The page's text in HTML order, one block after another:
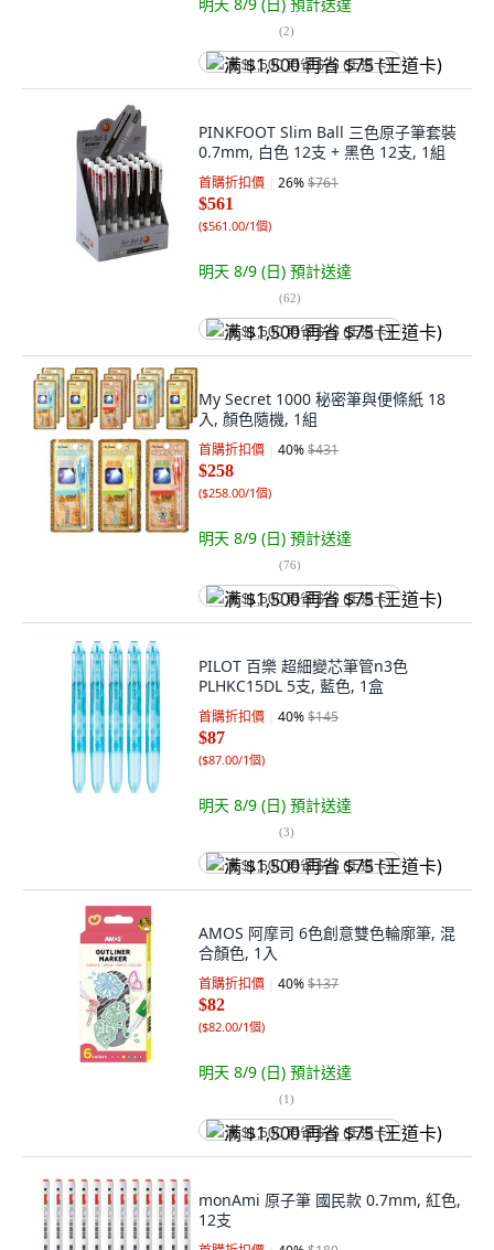
(2)
满 $1,500 再省 $75 (王道卡)
PINKFOOT Slim Ball 三色原子筆套裝
0.7mm, 白色 12支 + 黑色 12支, 1組
首購折扣價 26%$761
$561
($561.00/1個)
明天 8/9 (日) 預計送達
(62)
满 $1,500 再省 $75 (王道卡)
My Secret 1000 秘密筆與便條紙 18
入, 顏色隨機, 1組
首購折扣價 40%$431
$258
($258.00/1個)
明天 8/9 (日) 預計送達
(76)
满 $1,500 再省 $75 (王道卡)
PILOT 百樂 超細變芯筆管n3色
PLHKC15DL 5支, 藍色, 1盒
首購折扣價 40%$145
$87
($87.00/1個)
明天 8/9 (日) 預計送達
(3)
满 $1,500 再省 $75 (王道卡)
AMOS 阿摩司 6色創意雙色輪廓筆, 混
合顏色, 1入
首購折扣價 40%$137
$82
($82.00/1個)
明天 8/9 (日) 預計送達
(1)
满 $1,500 再省 $75 (王道卡)
monAmi 原子筆 國民款 0.7mm, 紅色,
12支